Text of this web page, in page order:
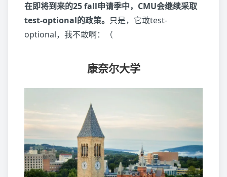
在即将到来的25 fall申请季中，CMU会继续采取
test-optional的政策。 只是，它敢test-
optional，我不敢啊：（
康奈尔大学